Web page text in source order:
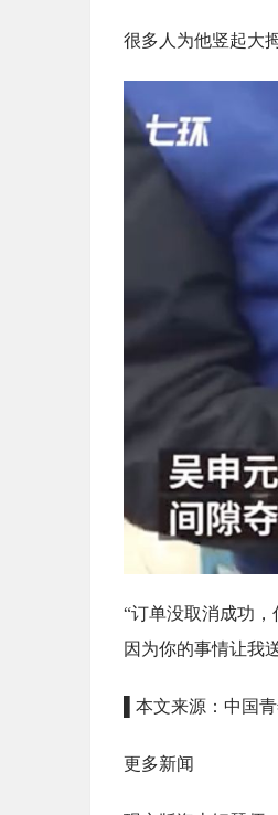
很多人为他竖起大
“订单没取消成功
因为你的事情让我
▌本文来源：中国
更多新闻